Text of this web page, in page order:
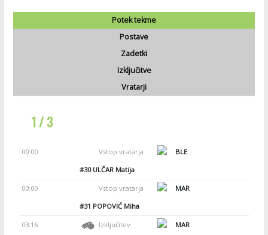
Potek tekme
Postave
Zadetki
Izključitve
Vratarji
1 / 3
00:00 Vstop vratarja
BLE
#30ULČAR Matija
00:00 Vstop vratarja
MAR
#31 POPOVIĆ Miha
03:16 Izključitev
MAR